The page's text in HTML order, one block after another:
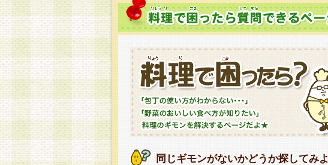
同じギモンがないかどうか探してみよ